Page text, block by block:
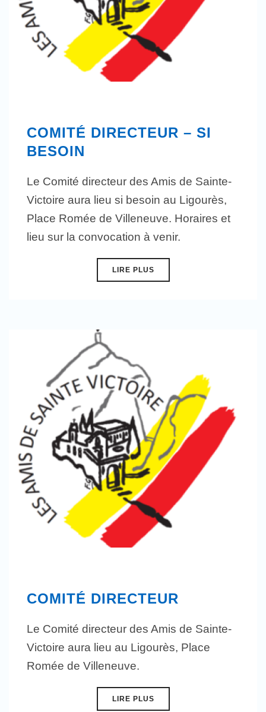
COMITÉ DIRECTEUR – SI
BESOIN
Le Comité directeur des Amis de Sainte-
Victoire aura lieu si besoin au Ligourès,
Place Romée de Villeneuve. Horaires et
lieu sur la convocation à venir.
LIRE PLUS
COMITÉ DIRECTEUR
Le Comité directeur des Amis de Sainte-
Victoire aura lieu au Ligourès, Place
Romée de Villeneuve.
LIRE PLUS